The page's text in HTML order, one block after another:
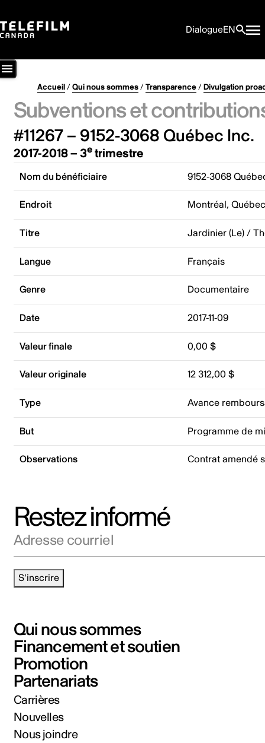
DialogueEN
Accueil/Qui nous sommes/Transparence/Divulgation
Subventions et
#11267 – 9152-3068 Québec Inc.
2017-2018 – 3etrimestre
Nom du bénéficiaire 9152-3068
Endroit Montréal,
Titre Jardinier (Le) /
Langue Français
Genre Documentaire
Date 2017-11-09
Valeur finale 0,00 $
Valeur originale 12 312,00 $
Type Avance
But Programme de
Observations Contrat amendé
Restez informé
S'inscrire
Qui nous sommes
Financement et soutien
Promotion
Partenariats
Carrières
Nouvelles
Nous joindre